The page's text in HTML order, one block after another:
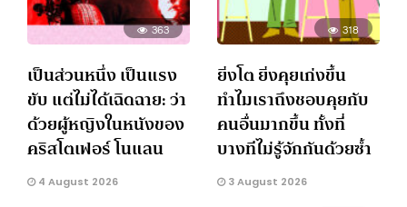
363
เป็นส่วนหนึ่ง เป็นแรง
ขับ แต่ไม่ได้เฉิดฉาย: ว่า
ด้วยผู้หญิงในหนังของ
คริสโตเฟอร์ โนแลน
4 August 2026
318
ยิ่งโต ยิ่งคุยเก่งขึ้น
ทำไมเราถึงชอบคุยกับ
คนอื่นมากขึ้น ทั้งที่
บางทีไม่รู้จักกันด้วยซ้ำ
3 August 2026